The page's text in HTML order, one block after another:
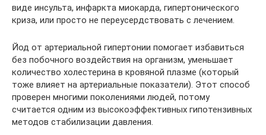
виде инсульта, инфаркта миокарда, гипертонического
криза, или просто не переусердствовать с лечением.
Йод от артериальной гипертонии помогает избавиться
без побочного воздействия на организм, уменьшает
количество холестерина в кровяной плазме (который
тоже влияет на артериальные показатели). Этот способ
проверен многими поколениями людей, потому
считается одним из высокоэффективных гипотензивных
методов стабилизации давления.